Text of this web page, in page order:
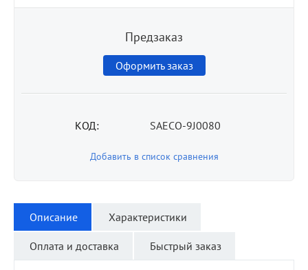
Предзаказ
Оформить заказ
КОД: SAECO-9J0080
Добавить в список сравнения
Описание Характеристики
Оплата и доставка Быстрый заказ